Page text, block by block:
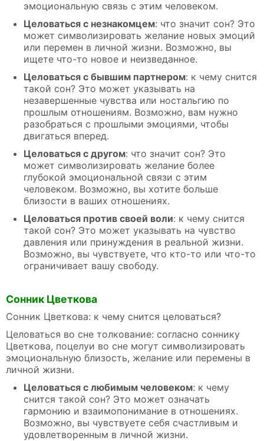
эмоциональную связь с этим человеком.
Целоваться с незнакомцем: что значит сон? Это
может символизировать желание новых эмоций
или перемен в личной жизни. Возможно, вы
ищете что-то новое и неизведанное.
Целоваться с бывшим партнером: к чему снится
такой сон? Это может указывать на
незавершенные чувства или ностальгию по
прошлым отношениям. Возможно, вам нужно
разобраться с прошлыми эмоциями, чтобы
двигаться вперед.
Целоваться с другом: что значит сон? Это
может символизировать желание более
глубокой эмоциональной связи с этим
человеком. Возможно, вы хотите больше
близости в ваших отношениях.
Целоваться против своей воли: к чему снится
такой сон? Это может указывать на чувство
давления или принуждения в реальной жизни.
Возможно, вы чувствуете, что кто-то или что-то
ограничивает вашу свободу.
Сонник Цветкова
Сонник Цветкова: к чему снится целоваться?
Целоваться во сне толкование: согласно соннику
Цветкова, поцелуи во сне могут символизировать
эмоциональную близость, желание или перемены в
личной жизни.
Целоваться с любимым человеком: к чему
снится такой сон? Это может означать
гармонию и взаимопонимание в отношениях.
Возможно, вы чувствуете себя счастливым и
удовлетворенным в личной жизни.